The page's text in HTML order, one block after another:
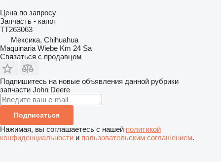
Цена по запросу
Запчасть - капот
TT263063
Мексика, Chihuahua
Maquinaria Wiebe Km 24 Sa
Связаться с продавцом
Подпишитесь на новые объявления данной рубрики
запчасти John Deere
Подписаться
Нажимая, вы соглашаетесь с нашей политикой
конфиденциальности и пользовательским соглашением.